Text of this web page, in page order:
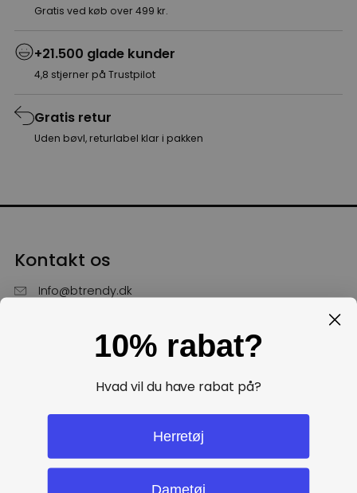
Gratis ved køb over 499 kr.
+21.500 glade kunder
4,8 stjerner på Trustpilot
Gratis retur
Uden bøvl, returlabel klar i pakken
Kontakt os
Info@btrendy.dk
Hverdage fra kl. 10 - 16
10% rabat?
Hvad vil du have rabat på?
Herretøj